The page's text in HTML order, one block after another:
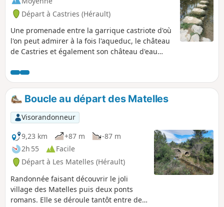
Départ à Castries (Hérault)
Une promenade entre la garrique castriote d'où
l'on peut admirer à la fois l'aqueduc, le château
de Castries et également son château d'eau
ronde, et le centre historique de ce joli village
héraultais.
Boucle au départ des Matelles
Visorandonneur
9,23 km
+87 m
-87 m
2h 55
Facile
Départ à Les Matelles (Hérault)
Randonnée faisant découvrir le joli
village des Matelles puis deux ponts
romans. Elle se déroule tantôt entre des